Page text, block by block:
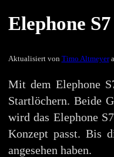
Elephone
Aktualisiert von Timo Altmeyer
Mit dem Elephone
Startlöchern. Beide
wird das Elephone
Konzept passt. Bis
angesehen haben.